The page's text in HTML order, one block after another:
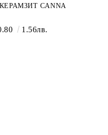
CANNA
1.56лв.